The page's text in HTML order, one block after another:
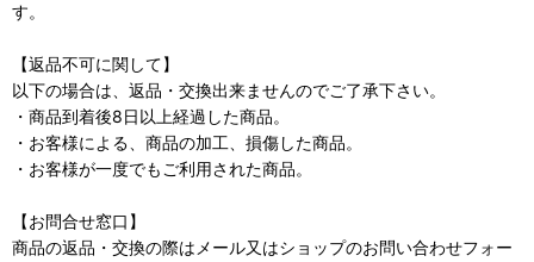
す。
【返品不可に関して】
以下の場合は、返品・交換出来ませんのでご了承下さい。
・商品到着後8日以上経過した商品。
・お客様による、商品の加工、損傷した商品。
・お客様が一度でもご利用された商品。
【お問合せ窓口】
商品の返品・交換の際はメール又はショップのお問い合わせフォー